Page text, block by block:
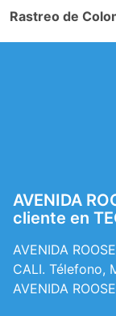
Rastreo de
AVENIDA
cliente en
AVENIDA
CALI. Télefono,
AVENIDA